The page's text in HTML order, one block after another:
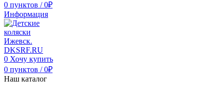
0 пунктов / 0₽
Информация
0 Хочу купить
0 пунктов / 0₽
Наш каталог